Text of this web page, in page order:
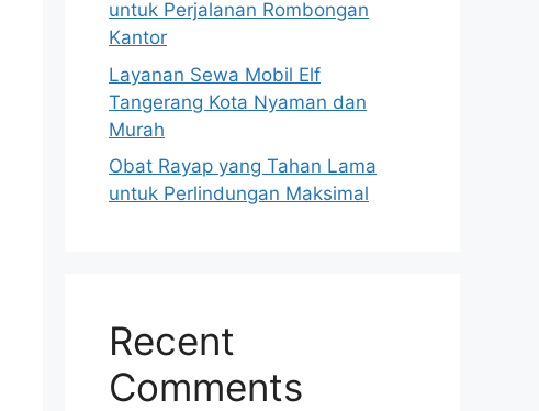
untuk Perjalanan Rombongan
Kantor
Layanan Sewa Mobil Elf
Tangerang Kota Nyaman dan
Murah
Obat Rayap yang Tahan Lama
untuk Perlindungan Maksimal
Recent
Comments